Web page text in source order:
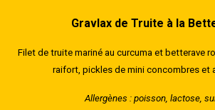
Gravlax de Truite à la
Filet de truite mariné au curcuma et betterave
raifort, pickles de mini concombres et
Allergènes : poisson, lactose,